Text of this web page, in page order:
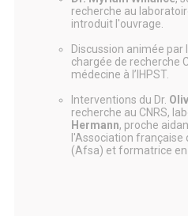
recherche au
introduit l'ouvrage.
Discussion animée par
chargée de recherche
médecine à l’IHPST.
Interventions du Dr.
recherche au CNRS,
Hermann, proche
l'Association française
(Afsa) et formatrice en